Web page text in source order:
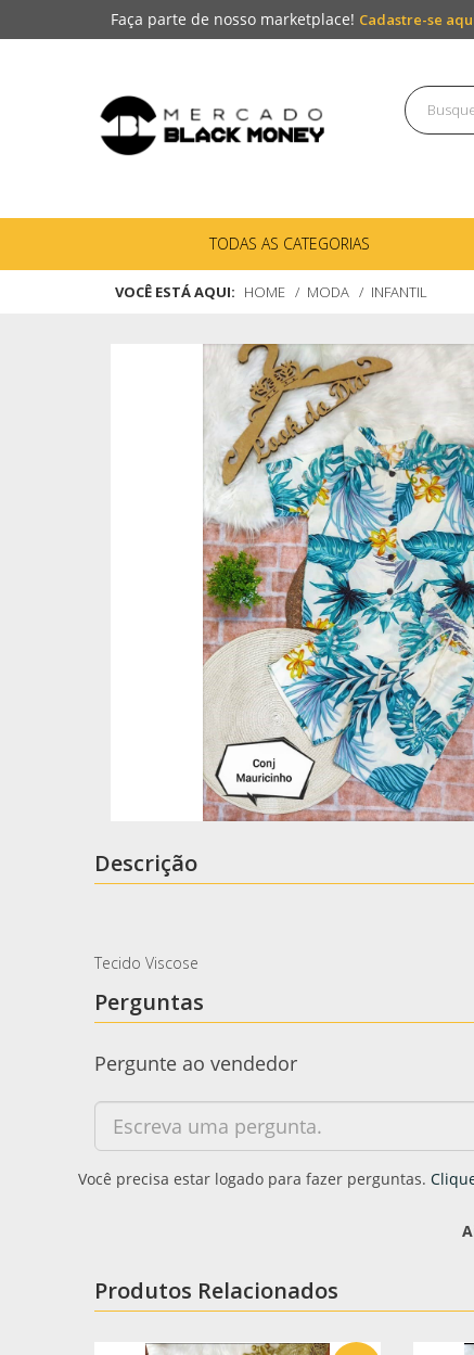
Faça parte de nosso marketplace! Cadastre-se
TODAS AS CATEGORIAS
VOCÊ ESTÁ AQUI: HOME MODA INFANTIL
Descrição
Tecido Viscose
Perguntas
Pergunte ao vendedor
Você precisa estar logado para fazer perguntas.
Produtos Relacionados